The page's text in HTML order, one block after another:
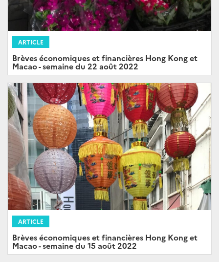
ARTICLE
Brèves économiques et financières Hong Kong et
Macao - semaine du 22 août 2022
ARTICLE
Brèves économiques et financières Hong Kong et
Macao - semaine du 15 août 2022